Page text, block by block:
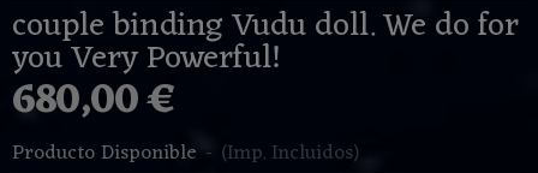
couple binding Vudu doll. We do for
you Very Powerful!
680,00 €
Producto Disponible - (Imp. Incluidos)